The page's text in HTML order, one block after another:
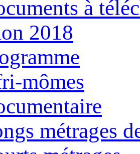
à
2018
mômes
métrages